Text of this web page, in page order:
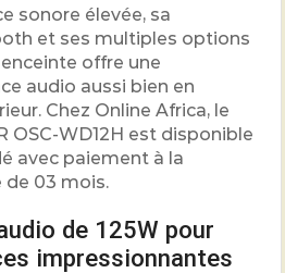
sonore élevée, sa
et ses multiples options
offre une
audio aussi bien en
Chez Online Africa, le
OSC-WD12H est disponible
avec paiement à la
de 03 mois.
de 125W pour
impressionnantes